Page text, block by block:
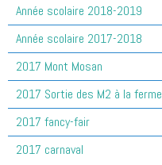
Année scolaire 2018-2019
Année scolaire 2017-2018
2017 Mont Mosan
2017 Sortie des M2 à la ferme
2017 fancy-fair
2017 carnaval